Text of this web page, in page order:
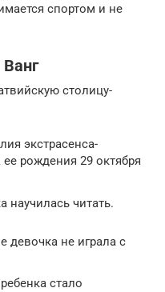
спортом и не
столицу-
экстрасенса-
рождения 29 октября
научилась читать.
девочка не играла с
стало